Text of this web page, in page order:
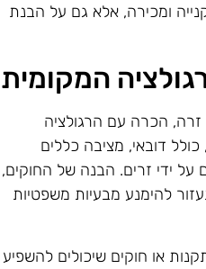
ומכירה, אלא גם על הבנת
המקומית
הכרה עם הרגולציה
דובאי, מציבה כללים
על ידי זרים. הבנה של החוקים,
להימנע מבעיות משפטיות
או חוקים שיכולים להשפיע